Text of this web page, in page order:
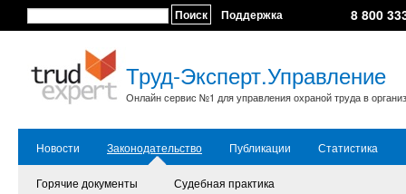
Поиск Поддержка 8 800
Труд-Эксперт.Управление
Онлайн сервис №1 для управления охраной труда в
Новости Законодательство Публикации Статистика
Горячие документы Судебная практика